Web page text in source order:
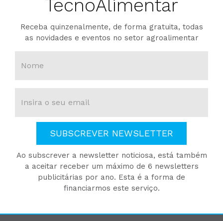
TecnoAlimentar
Receba quinzenalmente, de forma gratuita, todas
as novidades e eventos no setor agroalimentar
SUBSCREVER NEWSLETTER
Ao subscrever a newsletter noticiosa, está também
a aceitar receber um máximo de 6 newsletters
publicitárias por ano. Esta é a forma de
financiarmos este serviço.